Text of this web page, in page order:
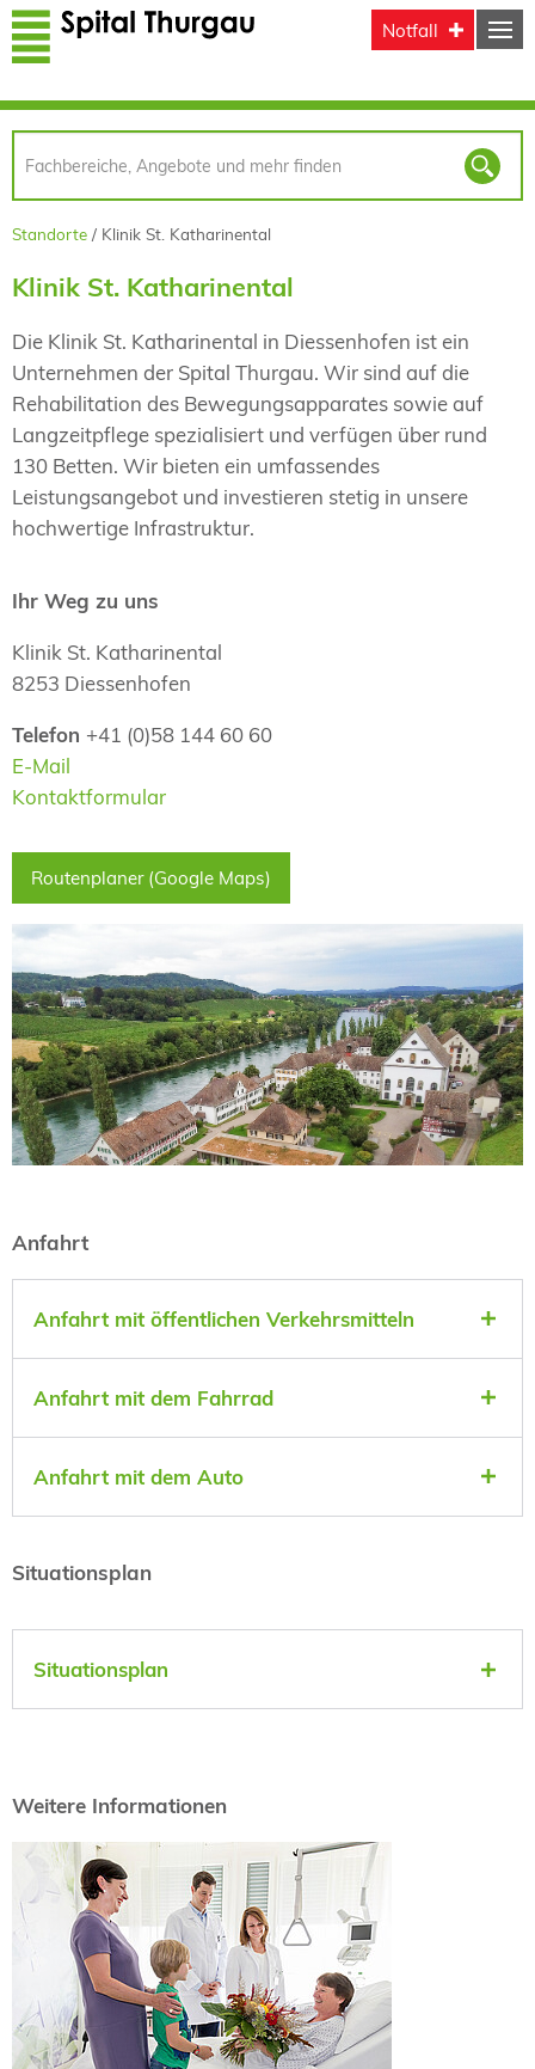
Direkt zum Inhalt
Notfall
Standorte Klinik St. Katharinental
Klinik St. Katharinental
Die Klinik St. Katharinental in Diessenhofen ist ein
Unternehmen der Spital Thurgau. Wir sind auf die
Rehabilitation des Bewegungsapparates sowie auf
Langzeitpflege spezialisiert und verfügen über rund
130 Betten. Wir bieten ein umfassendes
Leistungsangebot und investieren stetig in unsere
hochwertige Infrastruktur.
Ihr Weg zu uns
Klinik St. Katharinental
8253 Diessenhofen
Telefon +41 (0)58 144 60 60
E-Mail
Kontaktformular
Routenplaner (Google Maps)
Anfahrt
Anfahrt mit öffentlichen Verkehrsmitteln
Anfahrt mit dem Fahrrad
Anfahrt mit dem Auto
Situationsplan
Situationsplan
Weitere Informationen